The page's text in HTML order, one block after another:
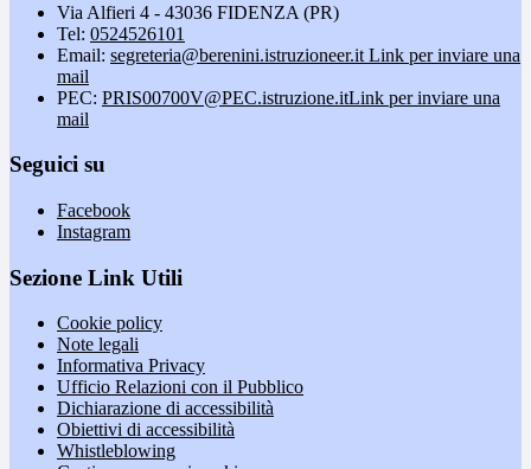
Via Alfieri 4 - 43036 FIDENZA (PR)
Tel: 0524526101
Email: segreteria@berenini.istruzioneer.it Link per inviare una
mail
PEC: PRIS00700V@PEC.istruzione.itLink per inviare una
mail
Seguici su
Facebook
Instagram
Sezione Link Utili
Cookie policy
Note legali
Informativa Privacy
Ufficio Relazioni con il Pubblico
Dichiarazione di accessibilità
Obiettivi di accessibilità
Whistleblowing